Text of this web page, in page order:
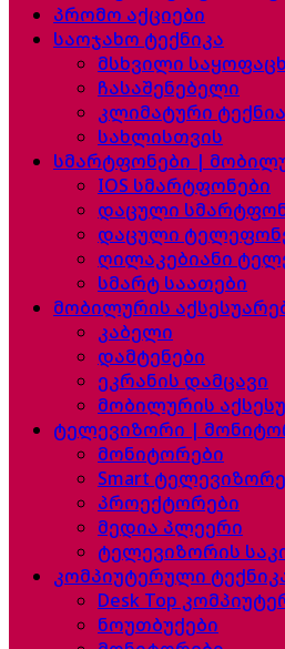
პრომო აქციები
საოჯახო ტექნიკა
მსხვილი
ჩასაშენებელი
კლიმატური ტექნია
სახლისთვის
სმარტფონები |
IOS სმარტფონები
დაცული
დაცული
ღილაკებიანი
სმარტ საათები
მობილურის
კაბელი
დამტენები
ეკრანის დამცავი
მობილურის
ტელევიზორი |
მონიტორები
Smart
პროექტორები
მედია პლეერი
ტელევიზორის
კომპიუტერული
Desk Top
ნოუთბუქები